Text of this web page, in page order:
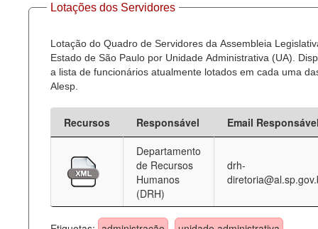
Lotações dos Servidores
Lotação do Quadro de Servidores da Assembleia
Estado de São Paulo por Unidade Administrativa (UA).
a lista de funcionários atualmente lotados em cada uma
Alesp.
Recursos Responsável
Email
Departamento
de Recursos
Humanos
(DRH)
drh-